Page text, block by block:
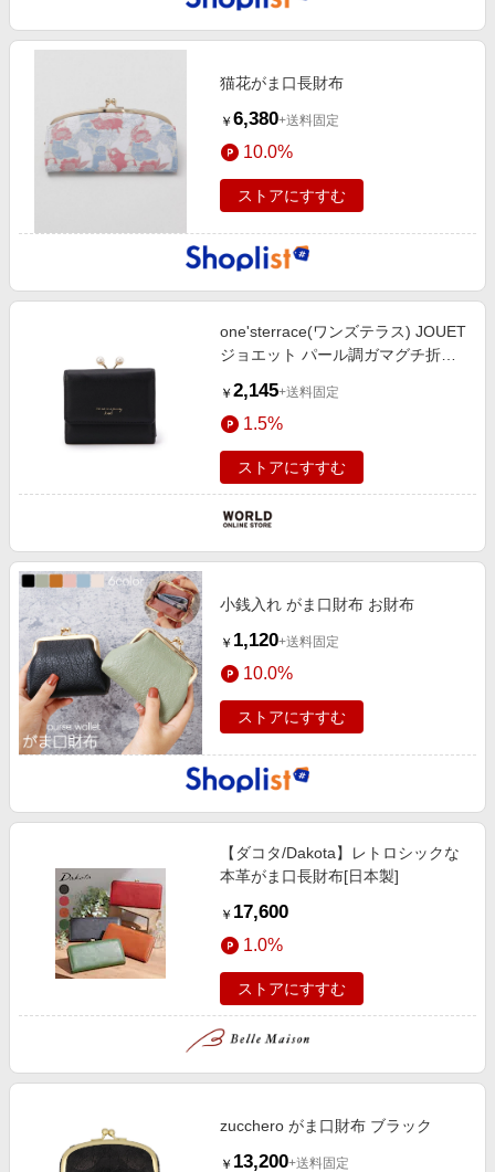
猫花がま口長財布
￥ 6,380+送料固定
10.0%
ストアにすすむ
one'sterrace(ワンズテラス) JOUET
ジョエット パール調ガマグチ折サ
￥ 2,145+送料固定
1.5%
ストアにすすむ
小銭入れ がま口財布 お財布
￥ 1,120+送料固定
10.0%
ストアにすすむ
【ダコタ/Dakota】レトロシックな
本革がま口長財布[日本製]
￥ 17,600
1.0%
ストアにすすむ
zucchero がま口財布 ブラック
￥ 13,200+送料固定